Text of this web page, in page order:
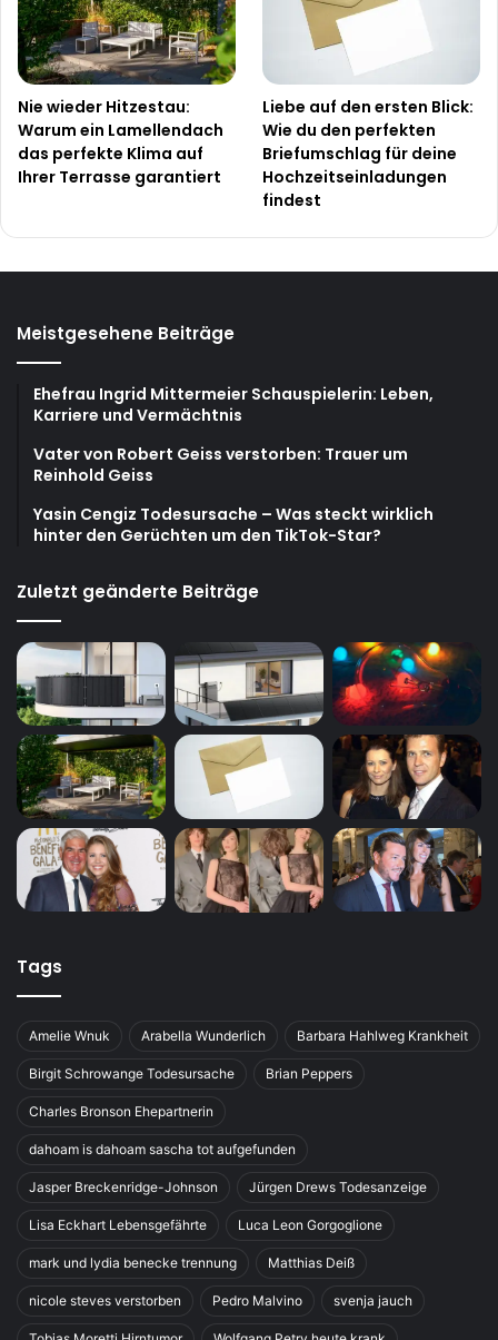
Nie wieder Hitzestau:
Warum ein Lamellendach
das perfekte Klima auf
Ihrer Terrasse garantiert
Liebe auf den ersten Blick:
Wie du den perfekten
Briefumschlag für deine
Hochzeitseinladungen
findest
Meistgesehene Beiträge
Ehefrau Ingrid Mittermeier Schauspielerin: Leben,
Karriere und Vermächtnis
Vater von Robert Geiss verstorben: Trauer um
Reinhold Geiss
Yasin Cengiz Todesursache – Was steckt wirklich
hinter den Gerüchten um den TikTok-Star?
Zuletzt geänderte Beiträge
Tags
Amelie Wnuk Arabella Wunderlich Barbara Hahlweg Krankheit
Birgit Schrowange Todesursache Brian Peppers
Charles Bronson Ehepartnerin
dahoam is dahoam sascha tot aufgefunden
Jasper Breckenridge-Johnson Jürgen Drews Todesanzeige
Lisa Eckhart Lebensgefährte Luca Leon Gorgoglione
mark und lydia benecke trennung Matthias Deiß
nicole steves verstorben Pedro Malvino svenja jauch